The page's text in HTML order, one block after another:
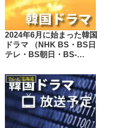
2024年6月に始まった韓国
ドラマ （NHK BS・BS日
テレ・BS朝日・BS-
ジ・BS11・BS12・テレビ
東京・TOKYO MX・テレ
玉・チバテレ・テレビ神奈
川・テレビ大阪・サンテレ
ビ・KBS京都・テレビ愛
知・テレビ北海道）
テレビ北海道